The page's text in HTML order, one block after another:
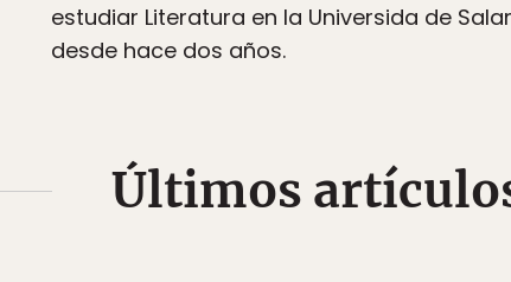
estudiar Literatura en la Universida de
desde hace dos años.
Últimos